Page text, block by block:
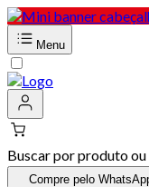
Menu
Buscar por produto
Compre pelo